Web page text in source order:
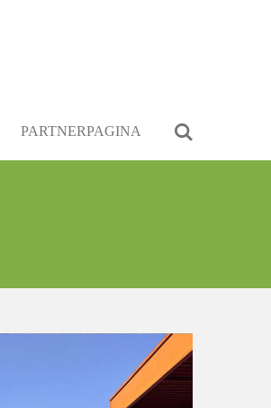
PARTNERPAGINA